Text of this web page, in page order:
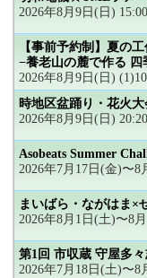
2026年8月9日(日)
【事前予約制】夏の
−養老山の麓で作る
2026年8月9日(日)
時地区盆踊り・花火大
2026年8月9日(日)
Asobeats Summer
2026年7月17日(金)〜8
まいばら・ながはま×
2026年8月1日(土)〜8
第1回 市収蔵 守屋多
2026年7月18日(土)〜8